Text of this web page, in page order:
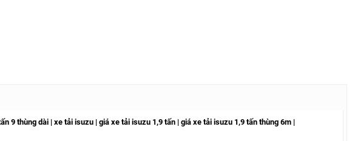
9 thùng dài | xe tải isuzu | giá xe tải isuzu 1,9 tấn | giá xe tải isuzu 1,9 tấn thùng 6m |